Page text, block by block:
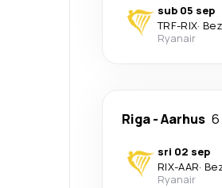
sub 05 sep
TRF-RIX·
Ryanair
Riga-Aarhus 6
sri 02 sep
RIX-AAR·
Ryanair